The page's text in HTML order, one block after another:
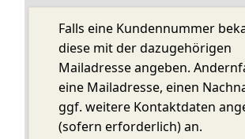
Falls eine Kundennummer
diese mit der dazugehörigen
Mailadresse angeben.
eine Mailadresse, einen
ggf. weitere Kontaktdaten
(sofern erforderlich) an.